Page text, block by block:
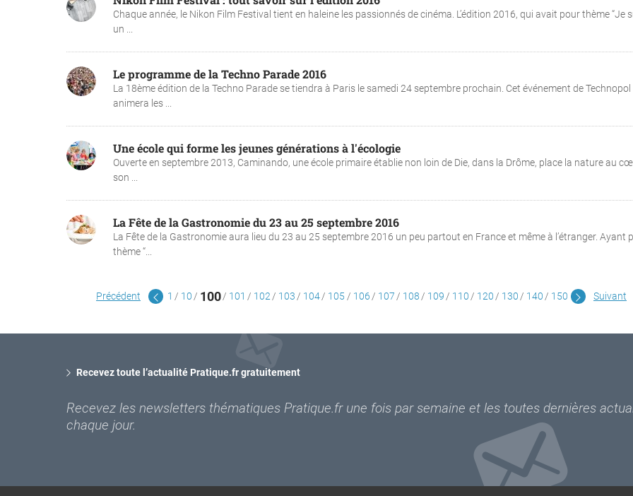
Chaque année, le Nikon Film Festival tient en haleine les passionnés de cinéma. L’édition 2016, qui avait pour thème “Je
un ...
Le programme de la Techno Parade 2016
La 18ème édition de la Techno Parade se tiendra à Paris le samedi 24 septembre prochain. Cet événement de Technopol
animera les ...
Une école qui forme les jeunes générations à l'écologie
Ouverte en septembre 2013, Caminando, une école primaire établie non loin de Die, dans la Drôme, place la nature au
son ...
La Fête de la Gastronomie du 23 au 25 septembre 2016
La Fête de la Gastronomie aura lieu du 23 au 25 septembre 2016 un peu partout en France et même à l’étranger. Ayant
thème “...
Précédent 1 10 100 101 102 103 104 105 106 107 108 109 110 120 130 140 150 Suivant
Recevez toute l’actualité Pratique.fr gratuitement
Recevez les newsletters thématiques Pratique.fr une fois par semaine et les toutes dernières
chaque jour.